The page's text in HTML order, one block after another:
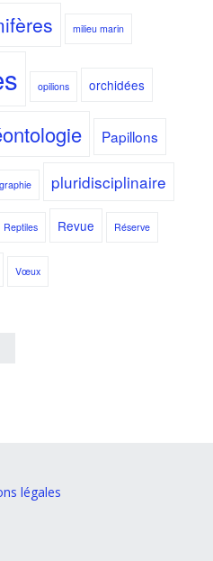
milieu marin
opilions orchidées
Papillons
pluridisciplinaire
Reptiles Revue Réserve
Vœux
légales